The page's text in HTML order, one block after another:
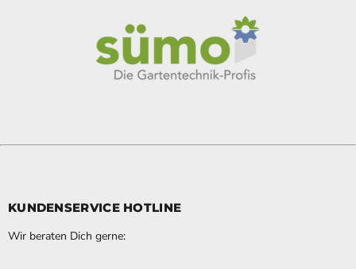
KUNDENSERVICE HOTLINE
Wir beraten Dich gerne: